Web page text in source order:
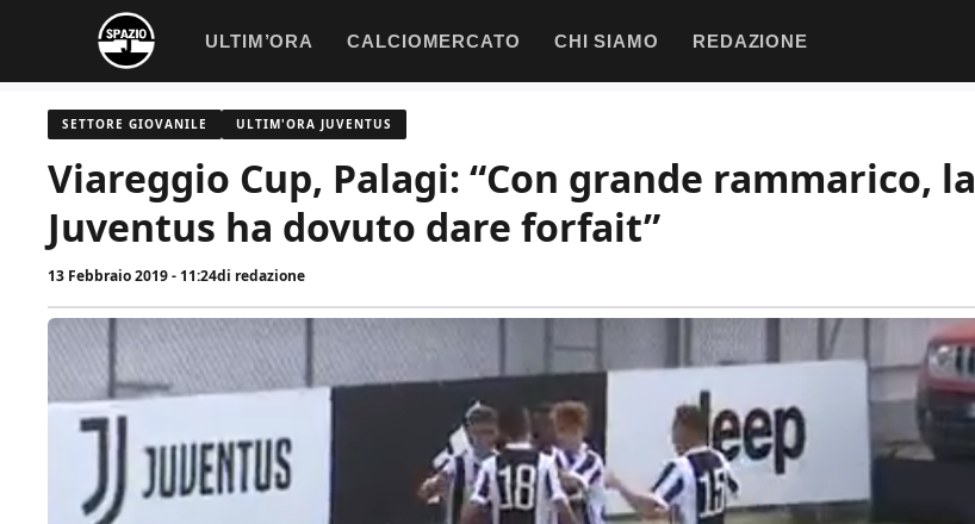
contenuto
ULTIM’ORA CALCIOMERCATO CHI SIAMO REDAZIONE
SETTORE GIOVANILE ULTIM'ORA JUVENTUS
Viareggio Cup, Palagi: “Con grande rammarico, la
Juventus ha dovuto dare forfait”
13 Febbraio 2019 - 11:24di redazione